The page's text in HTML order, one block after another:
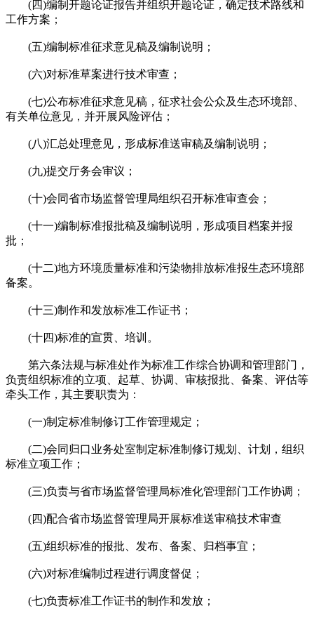
(四)编制开题论证报告并组织开题论证，确定技术路线和
工作方案；
(五)编制标准征求意见稿及编制说明；
(六)对标准草案进行技术审查；
(七)公布标准征求意见稿，征求社会公众及生态环境部、
有关单位意见，并开展风险评估；
(八)汇总处理意见，形成标准送审稿及编制说明；
(九)提交厅务会审议；
(十)会同省市场监督管理局组织召开标准审查会；
(十一)编制标准报批稿及编制说明，形成项目档案并报
批；
(十二)地方环境质量标准和污染物排放标准报生态环境部
备案。
(十三)制作和发放标准工作证书；
(十四)标准的宣贯、培训。
第六条法规与标准处作为标准工作综合协调和管理部门，
负责组织标准的立项、起草、协调、审核报批、备案、评估等
牵头工作，其主要职责为：
(一)制定标准制修订工作管理规定；
(二)会同归口业务处室制定标准制修订规划、计划，组织
标准立项工作；
(三)负责与省市场监督管理局标准化管理部门工作协调；
(四)配合省市场监督管理局开展标准送审稿技术审查
(五)组织标准的报批、发布、备案、归档事宜；
(六)对标准编制过程进行调度督促；
(七)负责标准工作证书的制作和发放；